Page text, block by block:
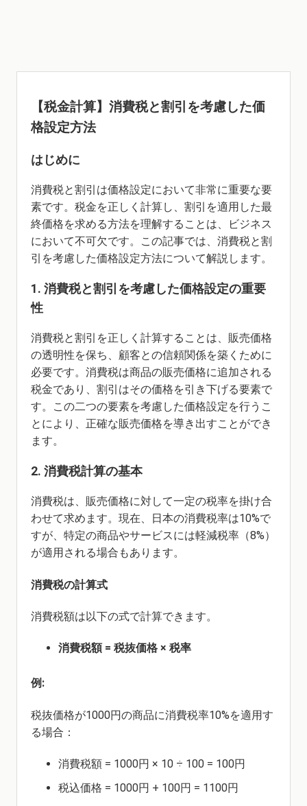
【税金計算】消費税と割引を考慮した価
格設定方法
はじめに
消費税と割引は価格設定において非常に重要な要
素です。税金を正しく計算し、割引を適用した最
終価格を求める方法を理解することは、ビジネス
において不可欠です。この記事では、消費税と割
引を考慮した価格設定方法について解説します。
1. 消費税と割引を考慮した価格設定の重要
性
消費税と割引を正しく計算することは、販売価格
の透明性を保ち、顧客との信頼関係を築くために
必要です。消費税は商品の販売価格に追加される
税金であり、割引はその価格を引き下げる要素で
す。この二つの要素を考慮した価格設定を行うこ
とにより、正確な販売価格を導き出すことができ
ます。
2. 消費税計算の基本
消費税は、販売価格に対して一定の税率を掛け合
わせて求めます。現在、日本の消費税率は10%で
すが、特定の商品やサービスには軽減税率（8%）
が適用される場合もあります。
消費税の計算式
消費税額は以下の式で計算できます。
消費税額 = 税抜価格 × 税率
例:
税抜価格が1000円の商品に消費税率10%を適用す
る場合：
消費税額 = 1000円 × 10 ÷ 100 = 100円
税込価格 = 1000円 + 100円 = 1100円